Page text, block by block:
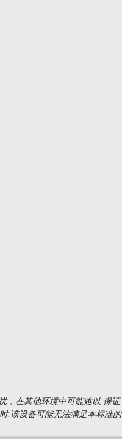
，在其他环境中可能难以 保证
,该设备可能无法满足本标准的